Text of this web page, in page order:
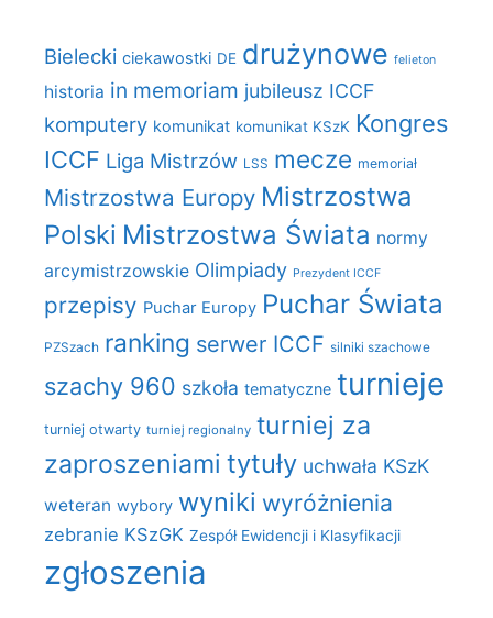
Bielecki ciekawostki DE drużynowe felieton
historia in memoriam jubileusz ICCF
komputery komunikat komunikat KSzK Kongres
ICCF Liga Mistrzów LSS mecze memoriał
Mistrzostwa Europy Mistrzostwa
Polski Mistrzostwa Świata normy
arcymistrzowskie Olimpiady Prezydent ICCF
przepisy Puchar Europy Puchar Świata
PZSzach ranking serwer ICCF silniki szachowe
szachy 960 szkoła tematyczne turnieje
turniej otwarty turniej regionalny turniej za
zaproszeniami tytuły uchwała KSzK
weteran wybory wyniki wyróżnienia
zebranie KSzGK Zespół Ewidencji i Klasyfikacji
zgłoszenia